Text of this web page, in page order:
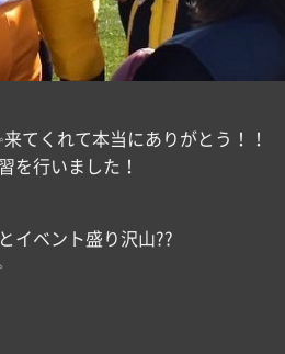
てくれて本当にありがとう！！
を行いました！
イベント盛り沢山??